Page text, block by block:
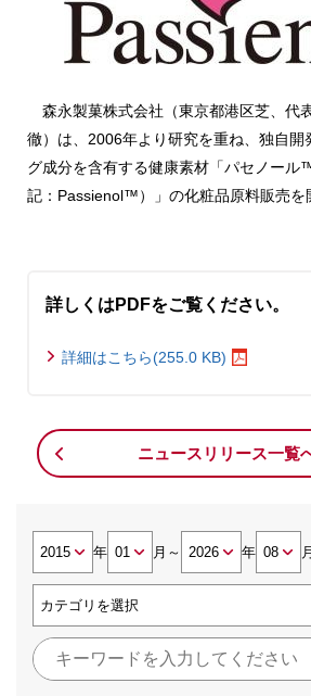
森永製菓株式会社（東京都港区芝、代
徹）は、2006年より研究を重ね、独自開
グ成分を含有する健康素材「パセノール
記：Passienol™）」の化粧品原料販売を
詳しくはPDFをご覧ください。
詳細はこちら(255.0 KB)
ニュースリリース一覧
年 月 ～ 年 月